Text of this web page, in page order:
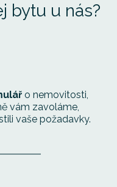
bytu u nás?
o nemovitosti,
vám zavoláme,
vaše požadavky.